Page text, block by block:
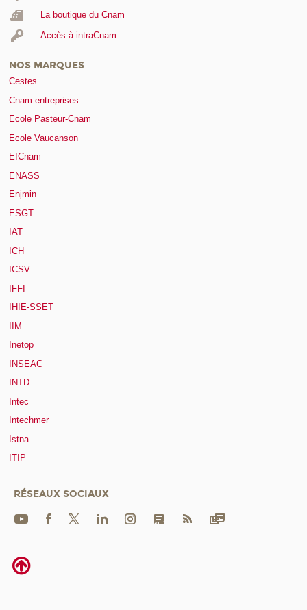
La boutique du Cnam
Accès à intraCnam
NOS MARQUES
Cestes
Cnam entreprises
Ecole Pasteur-Cnam
Ecole Vaucanson
EICnam
ENASS
Enjmin
ESGT
IAT
ICH
ICSV
IFFI
IHIE-SSET
IIM
Inetop
INSEAC
INTD
Intec
Intechmer
Istna
ITIP
RÉSEAUX SOCIAUX